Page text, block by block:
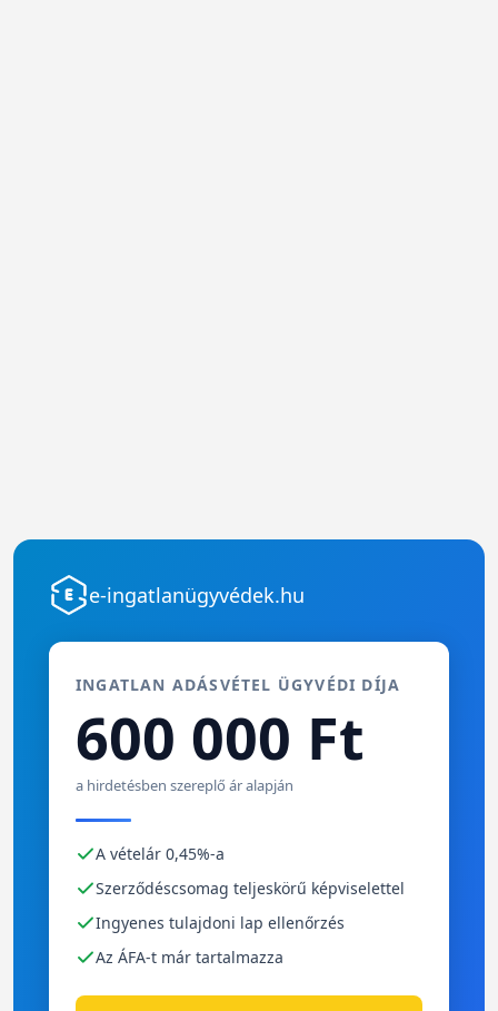
e-ingatlanügyvédek.hu
INGATLAN ADÁSVÉTEL ÜGYVÉDI DÍJA
600 000 Ft
a hirdetésben szereplő ár alapján
A vételár 0,45%-a
Szerződéscsomag teljeskörű képviselettel
Ingyenes tulajdoni lap ellenőrzés
Az ÁFA-t már tartalmazza